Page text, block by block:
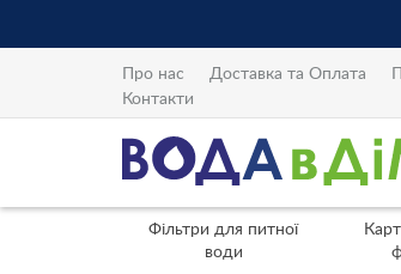
Про нас Доставка та Оплата
Контакти
Фільтри для питної
води